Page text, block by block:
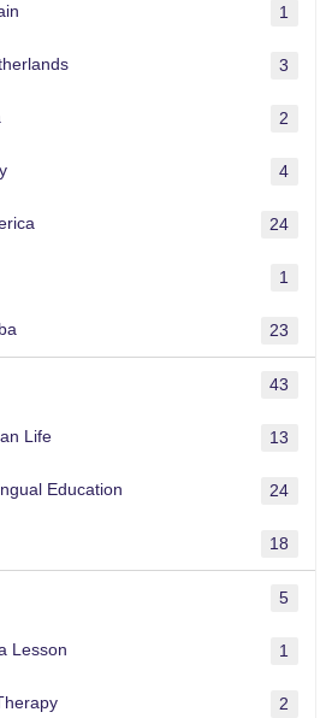
1
3
2
4
24
1
23
43
Life 13
Education 24
18
5
Lesson 1
2